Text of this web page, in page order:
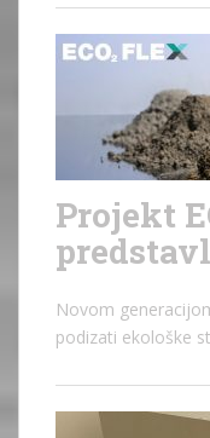
Projekt
Novom
podizati ekološke